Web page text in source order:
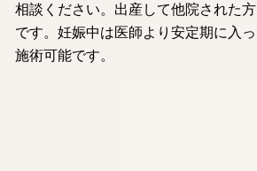
相談ください。出産して他院された
です。妊娠中は医師より安定期に入
施術可能です。